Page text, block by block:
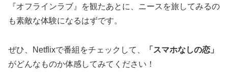
『オフラインラブ』を観たあとに、ニースを旅してみるの
も素敵な体験になるはずです。
ぜひ、Netflixで番組をチェックして、
「スマホなしの恋」
がどんなものか体感してみてください！